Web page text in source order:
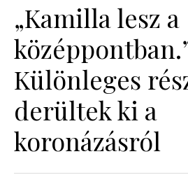
SZÉPSÉG
PSZICHÉ
ÉLETMÓD
„Kamilla lesz a
Különleges
derültek ki a
koronázásról